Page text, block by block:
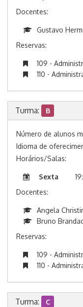
Docentes:
Gustavo
Reservas:
109 -
110 -
Turma: B
Número de alunos
Idioma de
Horários/Salas:
Sexta
Docentes:
Angela
Bruno
Reservas:
109 -
110 -
Turma: C